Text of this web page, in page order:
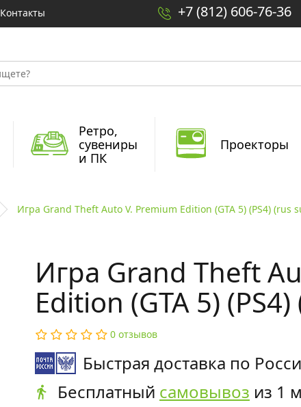
Контакты +7 (812) 606-76-36
Ретро,
сувениры
и ПК
Проекторы
Игра Grand Theft Auto V. Premium Edition (GTA 5) (PS4) (rus
Игра Grand Theft
Edition (GTA 5)
0 отзывов
Быстрая доставка по
Бесплатный самовывоз из 1